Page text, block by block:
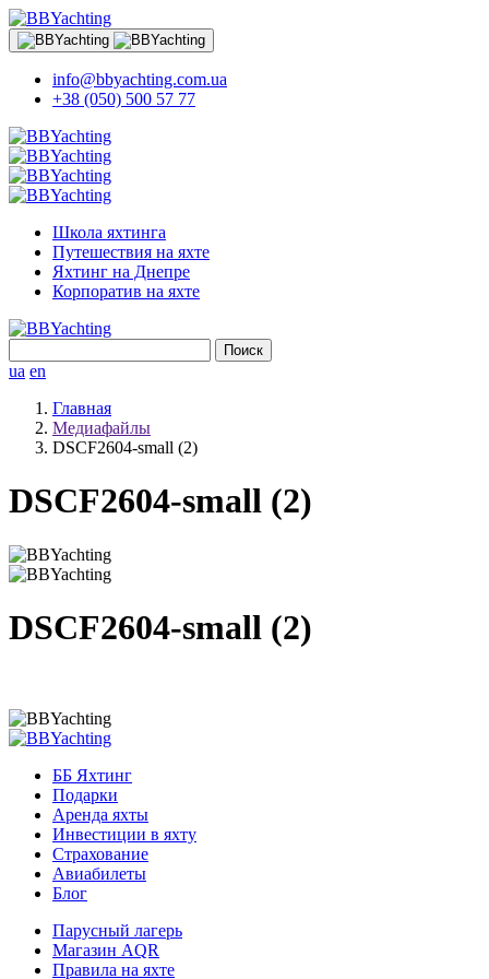
info@bbyachting.com.ua
+38 (050) 500 57 77
Школа яхтинга
Путешествия на яхте
Яхтинг на Днепре
Корпоратив на яхте
ua en
Главная
Медиафайлы
DSCF2604-small (2)
DSCF2604-small (2)
DSCF2604-small (2)
ББ Яхтинг
Подарки
Аренда яхты
Инвестиции в яхту
Страхование
Авиабилеты
Блог
Парусный лагерь
Магазин AQR
Правила на яхте